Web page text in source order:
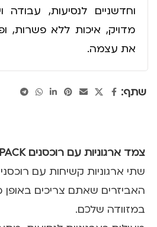
וחדשניים לנסיעות, עבודה
מדויק, איכות ללא פשרות,
את עצמה.
שתף:
צמד ארגוניות עם רוכסנים ONPACK
שתי ארגוניות קשיחות עם
האביזרים שאתם צריכים באופן
במזוודה שלכם.